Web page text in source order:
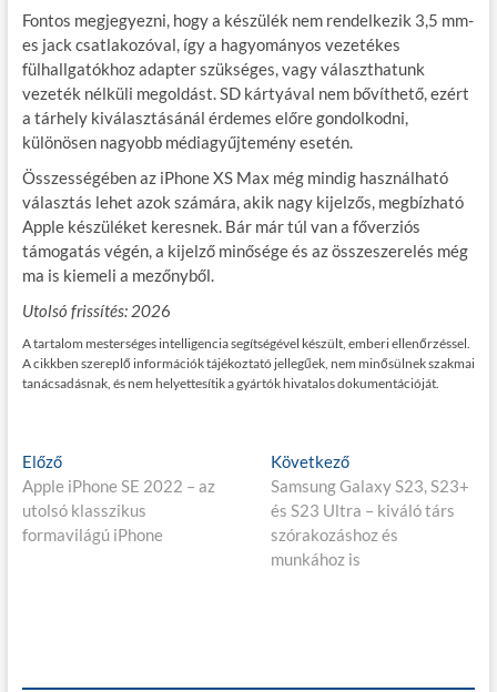
Fontos megjegyezni, hogy a készülék nem rendelkezik 3,5 mm-
es jack csatlakozóval, így a hagyományos vezetékes
fülhallgatókhoz adapter szükséges, vagy választhatunk
vezeték nélküli megoldást. SD kártyával nem bővíthető, ezért
a tárhely kiválasztásánál érdemes előre gondolkodni,
különösen nagyobb médiagyűjtemény esetén.
Összességében az iPhone XS Max még mindig használható
választás lehet azok számára, akik nagy kijelzős, megbízható
Apple készüléket keresnek. Bár már túl van a főverziós
támogatás végén, a kijelző minősége és az összeszerelés még
ma is kiemeli a mezőnyből.
Utolsó frissítés: 2026
A tartalom mesterséges intelligencia segítségével készült, emberi ellenőrzéssel.
A cikkben szereplő információk tájékoztató jellegűek, nem minősülnek szakmai
tanácsadásnak, és nem helyettesítik a gyártók hivatalos dokumentációját.
Bejegyzés
navigáció
ElőzőE
l
ő
z
Apple iPhone SE 2022 – az
utolsó klasszikus
formavilágú iPhone
KövetkezőK
ö
v
e
t
Samsung Galaxy S23, S23+
és S23 Ultra – kiváló társ
szórakozáshoz és
munkához is